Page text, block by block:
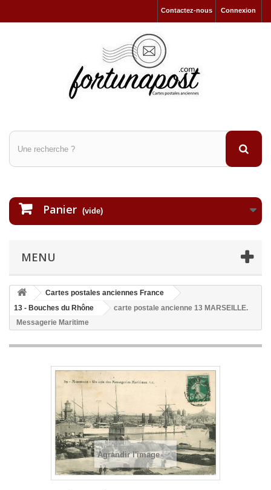
Connexion
Contactez-nous
Panier (vide)
MENU
Cartes postales anciennes France
13 - Bouches du Rhône
carte postale ancienne 13 MARSEILLE.
Messagerie Maritime
Agrandir l'image